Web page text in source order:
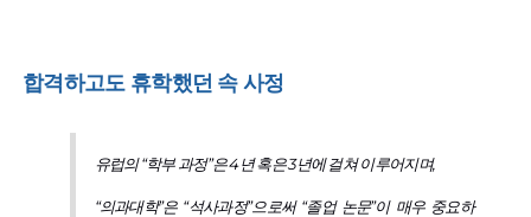
합격하고도 휴학했던 속 사정
유럽의 “학부 과정”은 4년 혹은 3년에 걸쳐 이루어지며,
“의과대학”은 “석사과정”으로써 “졸업 논문”이 매우 중요하